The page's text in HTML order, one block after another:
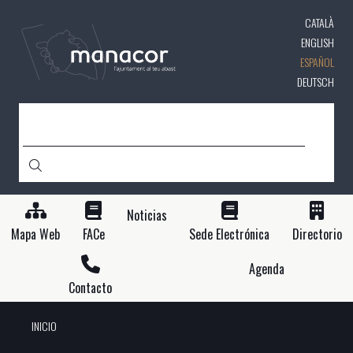
contenido
principal
CATALÀ
ENGLISH
ESPAÑOL
DEUTSCH
Mapa Web FACe
Noticias
Sede Electrónica
Directorio
Contacto
Agenda
INICIO